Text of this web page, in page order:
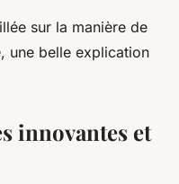
sur la manière de
une belle explication
innovantes et